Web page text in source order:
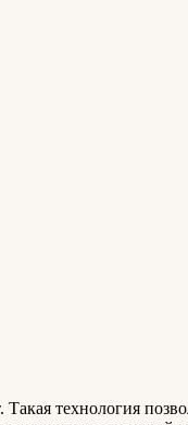
технология